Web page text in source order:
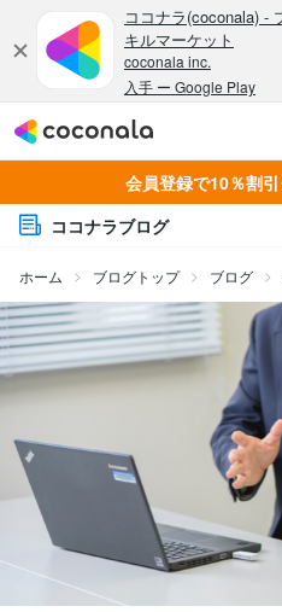
会員登録で10％割
ココナラブログ
ホーム ブログトップ ブログ